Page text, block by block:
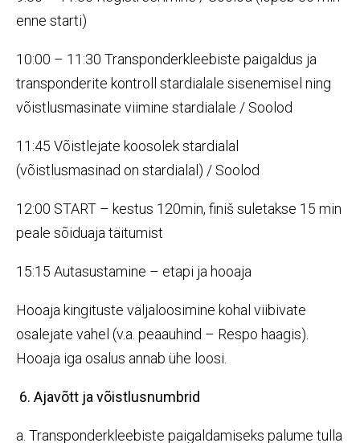
enne starti)
10:00 – 11:30 Transponderkleebiste paigaldus ja
transponderite kontroll stardialale sisenemisel ning
võistlusmasinate viimine stardialale / Soolod
11:45 Võistlejate koosolek stardialal
(võistlusmasinad on stardialal) / Soolod
12:00 START – kestus 120min, finiš suletakse 15 min
peale sõiduaja täitumist
15:15 Autasustamine – etapi ja hooaja
Hooaja kingituste väljaloosimine kohal viibivate
osalejate vahel (v.a. peaauhind – Respo haagis).
Hooaja iga osalus annab ühe loosi.
6. Ajavõtt ja võistlusnumbrid
a. Transponderkleebiste paigaldamiseks palume tulla